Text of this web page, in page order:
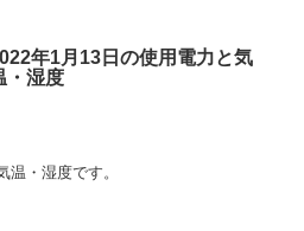
年1月13日の使用電力と気
・湿度
温・湿度です。